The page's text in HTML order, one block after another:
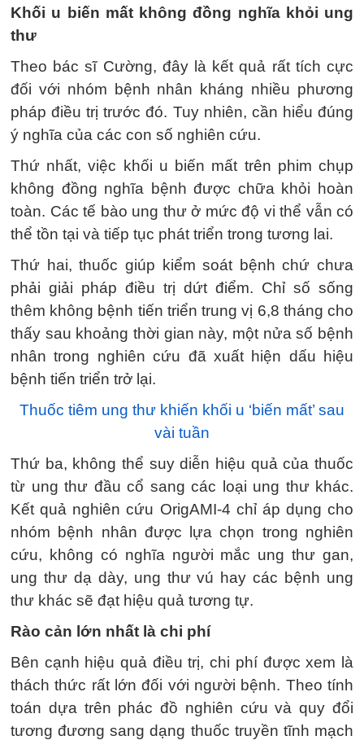
Khối u biến mất không đồng nghĩa khỏi ung
thư
Theo bác sĩ Cường, đây là kết quả rất tích cực
đối với nhóm bệnh nhân kháng nhiều phương
pháp điều trị trước đó. Tuy nhiên, cần hiểu đúng
ý nghĩa của các con số nghiên cứu.
Thứ nhất, việc khối u biến mất trên phim chụp
không đồng nghĩa bệnh được chữa khỏi hoàn
toàn. Các tế bào ung thư ở mức độ vi thể vẫn có
thể tồn tại và tiếp tục phát triển trong tương lai.
Thứ hai, thuốc giúp kiểm soát bệnh chứ chưa
phải giải pháp điều trị dứt điểm. Chỉ số sống
thêm không bệnh tiến triển trung vị 6,8 tháng cho
thấy sau khoảng thời gian này, một nửa số bệnh
nhân trong nghiên cứu đã xuất hiện dấu hiệu
bệnh tiến triển trở lại.
Thuốc tiêm ung thư khiến khối u ‘biến mất’ sau
vài tuần
Thứ ba, không thể suy diễn hiệu quả của thuốc
từ ung thư đầu cổ sang các loại ung thư khác.
Kết quả nghiên cứu OrigAMI-4 chỉ áp dụng cho
nhóm bệnh nhân được lựa chọn trong nghiên
cứu, không có nghĩa người mắc ung thư gan,
ung thư dạ dày, ung thư vú hay các bệnh ung
thư khác sẽ đạt hiệu quả tương tự.
Rào cản lớn nhất là chi phí
Bên cạnh hiệu quả điều trị, chi phí được xem là
thách thức rất lớn đối với người bệnh. Theo tính
toán dựa trên phác đồ nghiên cứu và quy đổi
tương đương sang dạng thuốc truyền tĩnh mạch